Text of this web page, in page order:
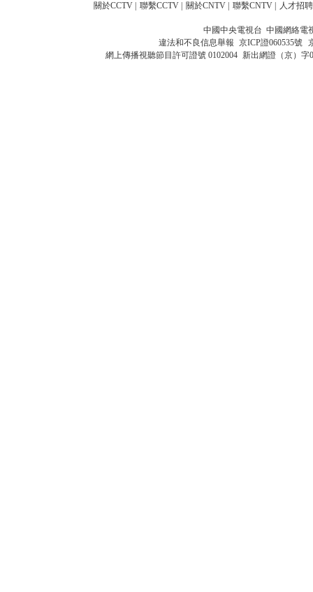
關於CCTV 聯繫CCTV 關於CNTV 聯繫CNTV 人才招聘
中國中央電視台 中國網絡電
違法和不良信息舉報 京ICP證060535號
網上傳播視聽節目許可證號 0102004 新出網證（京）